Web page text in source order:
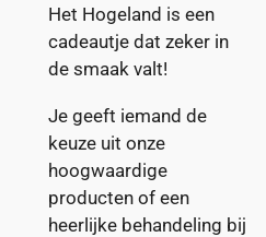
Het Hogeland is een
cadeautje dat zeker in
de smaak valt!
Je geeft iemand de
keuze uit onze
hoogwaardige
producten of een
heerlijke behandeling bij